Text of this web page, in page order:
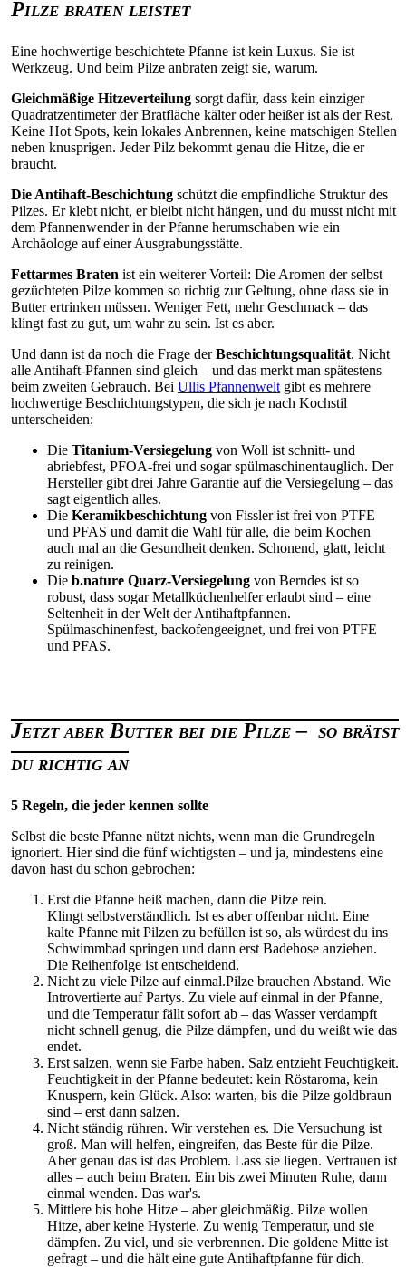
Pilze braten leistet
Eine hochwertige beschichtete Pfanne ist kein Luxus. Sie ist
Werkzeug. Und beim Pilze anbraten zeigt sie, warum.
Gleichmäßige Hitzeverteilung sorgt dafür, dass kein einziger
Quadratzentimeter der Bratfläche kälter oder heißer ist als der Rest.
Keine Hot Spots, kein lokales Anbrennen, keine matschigen Stellen
neben knusprigen. Jeder Pilz bekommt genau die Hitze, die er
braucht.
Die Antihaft-Beschichtung schützt die empfindliche Struktur des
Pilzes. Er klebt nicht, er bleibt nicht hängen, und du musst nicht mit
dem Pfannenwender in der Pfanne herumschaben wie ein
Archäologe auf einer Ausgrabungsstätte.
Fettarmes Braten ist ein weiterer Vorteil: Die Aromen der selbst
gezüchteten Pilze kommen so richtig zur Geltung, ohne dass sie in
Butter ertrinken müssen. Weniger Fett, mehr Geschmack – das
klingt fast zu gut, um wahr zu sein. Ist es aber.
Und dann ist da noch die Frage derBeschichtungsqualität. Nicht
alle Antihaft-Pfannen sind gleich – und das merkt man spätestens
beim zweiten Gebrauch. Bei Ullis Pfannenwelt gibt es mehrere
hochwertige Beschichtungstypen, die sich je nach Kochstil
unterscheiden:
Die Titanium-Versiegelung von Woll ist schnitt- und
abriebfest, PFOA-frei und sogar spülmaschinentauglich. Der
Hersteller gibt drei Jahre Garantie auf die Versiegelung – das
sagt eigentlich alles.
Die Keramikbeschichtung von Fissler ist frei von PTFE
und PFAS und damit die Wahl für alle, die beim Kochen
auch mal an die Gesundheit denken. Schonend, glatt, leicht
zu reinigen.
Die b.nature Quarz-Versiegelung von Berndes ist so
robust, dass sogar Metallküchenhelfer erlaubt sind – eine
Seltenheit in der Welt der Antihaftpfannen.
Spülmaschinenfest, backofengeeignet, und frei von PTFE
und PFAS.
Jetzt aber Butter bei die Pilze – so brätst
du richtig an
5 Regeln, die jeder kennen sollte
Selbst die beste Pfanne nützt nichts, wenn man die Grundregeln
ignoriert. Hier sind die fünf wichtigsten – und ja, mindestens eine
davon hast du schon gebrochen:
Erst die Pfanne heiß machen, dann die Pilze rein.
Klingt selbstverständlich. Ist es aber offenbar nicht. Eine
kalte Pfanne mit Pilzen zu befüllen ist so, als würdest du ins
Schwimmbad springen und dann erst Badehose anziehen.
Die Reihenfolge ist entscheidend.
Nicht zu viele Pilze auf einmal.Pilze brauchen Abstand. Wie
Introvertierte auf Partys. Zu viele auf einmal in der Pfanne,
und die Temperatur fällt sofort ab – das Wasser verdampft
nicht schnell genug, die Pilze dämpfen, und du weißt wie das
endet.
Erst salzen, wenn sie Farbe haben. Salz entzieht Feuchtigkeit.
Feuchtigkeit in der Pfanne bedeutet: kein Röstaroma, kein
Knuspern, kein Glück. Also: warten, bis die Pilze goldbraun
sind – erst dann salzen.
Nicht ständig rühren. Wir verstehen es. Die Versuchung ist
groß. Man will helfen, eingreifen, das Beste für die Pilze.
Aber genau das ist das Problem. Lass sie liegen. Vertrauen ist
alles – auch beim Braten. Ein bis zwei Minuten Ruhe, dann
einmal wenden. Das war's.
Mittlere bis hohe Hitze – aber gleichmäßig. Pilze wollen
Hitze, aber keine Hysterie. Zu wenig Temperatur, und sie
dämpfen. Zu viel, und sie verbrennen. Die goldene Mitte ist
gefragt – und die hält eine gute Antihaftpfanne für dich.